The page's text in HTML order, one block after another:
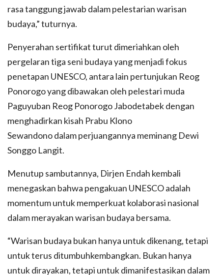
rasa tanggung jawab dalam pelestarian warisan
budaya,” tuturnya.
Penyerahan sertifikat turut dimeriahkan oleh
pergelaran tiga seni budaya yang menjadi fokus
penetapan UNESCO, antara lain pertunjukan Reog
Ponorogo yang dibawakan oleh pelestari muda
Paguyuban Reog Ponorogo Jabodetabek dengan
menghadirkan kisah Prabu Klono
Sewandono dalam perjuangannya meminang Dewi
Songgo Langit.
Menutup sambutannya, Dirjen Endah kembali
menegaskan bahwa pengakuan UNESCO adalah
momentum untuk memperkuat kolaborasi nasional
dalam merayakan warisan budaya bersama.
“Warisan budaya bukan hanya untuk dikenang, tetapi
untuk terus ditumbuhkembangkan. Bukan hanya
untuk dirayakan, tetapi untuk dimanifestasikan dalam